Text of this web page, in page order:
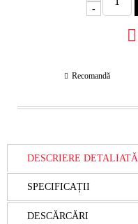
-
Recomandă
DESCRIERE DETALIATĂ
SPECIFICAȚII
DESCĂRCĂRI